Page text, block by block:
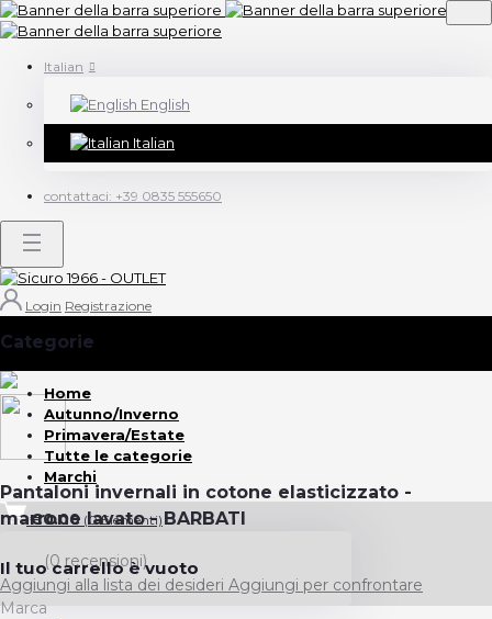
Italian
English
Italian
contattaci: +39 0835 555650
Login Registrazione
Categorie
Home
Autunno/Inverno
Primavera/Estate
Tutte le categorie
Marchi
€0.00 ( 0Elementi)
Il tuo carrello è vuoto
Pantaloni invernali in cotone elasticizzato -
marrone lavato - BARBATI
(0 recensioni)
Aggiungi alla lista dei desideri Aggiungi per confrontare
Marca